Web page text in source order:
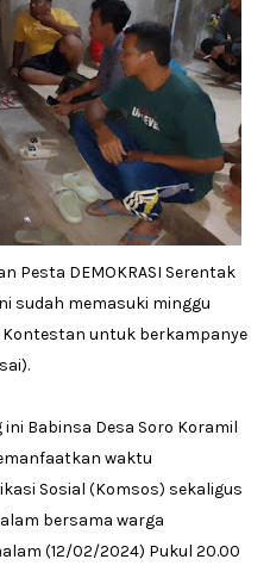
Pesta DEMOKRASI Serentak
sudah memasuki minggu
untuk berkampanye
Babinsa Desa Soro Koramil
waktu
Sosial (Komsos) sekaligus
bersama warga
(12/02/2024) Pukul 20.00